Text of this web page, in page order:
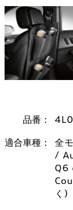
品番：
適合車種：
全
/
Q6
く)